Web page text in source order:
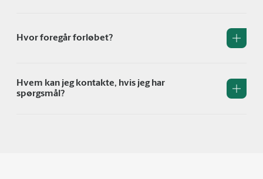
Hvor foregår forløbet?
Hvem kan jeg kontakte, hvis jeg har
spørgsmål?